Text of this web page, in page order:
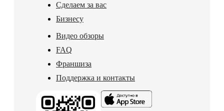
Сделаем за вас
Бизнесу
Видео обзоры
FAQ
Франшиза
Поддержка и контакты